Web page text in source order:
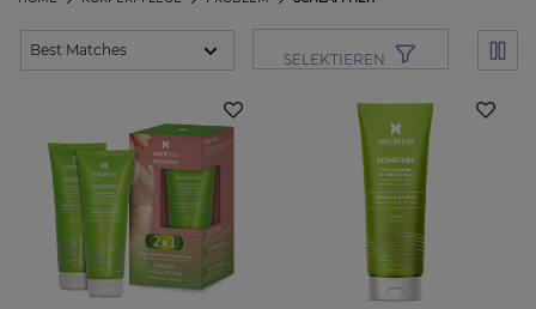
SELEKTIEREN